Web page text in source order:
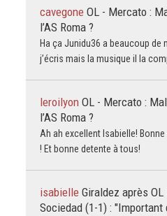
cavegone OL - Mercato :
l’AS Roma ?
Ha ça Junidu36 a beaucoup de
j’écris mais la musique il la
leroilyon OL - Mercato :
l’AS Roma ?
Ah ah excellent Isabielle!
! Et bonne detente à tous!
isabielle Giraldez après OL
Sociedad (1-1) :